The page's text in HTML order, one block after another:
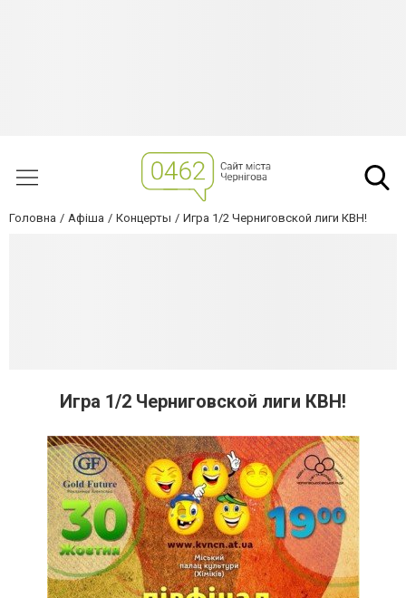
Головна Афіша Концерты Игра 1/2 Черниговской лиги КВН!
Игра 1/2 Черниговской лиги КВН!